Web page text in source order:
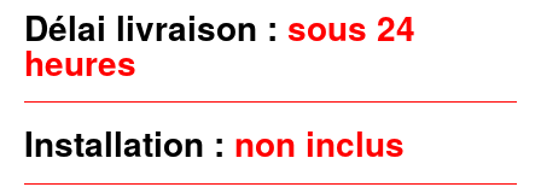
Délai livraison : sous 24
heures
Installation : non inclus